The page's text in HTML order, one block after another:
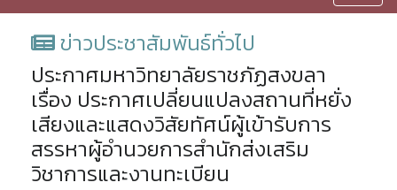
ข่าวประชาสัมพันธ์ทั่วไป
ประกาศมหาวิทยาลัยราชภัฏสงขลา
เรื่อง ประกาศเปลี่ยนแปลงสถานที่หยั่ง
เสียงและแสดงวิสัยทัศน์ผู้เข้ารับการ
สรรหาผู้อำนวยการสำนักส่งเสริม
วิชาการและงานทะเบียน